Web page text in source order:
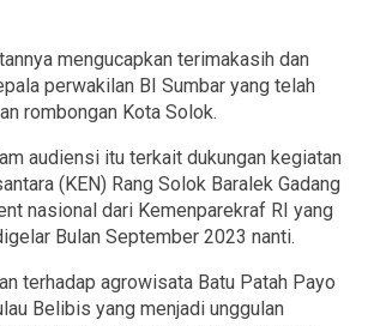
mengucapkan terimakasih dan
perwakilan BI Sumbar yang telah
rombongan Kota Solok.
audiensi itu terkait dukungan kegiatan
(KEN) Rang Solok Baralek Gadang
nasional dari Kemenparekraf RI yang
Bulan September 2023 nanti.
terhadap agrowisata Batu Patah Payo
Belibis yang menjadi unggulan